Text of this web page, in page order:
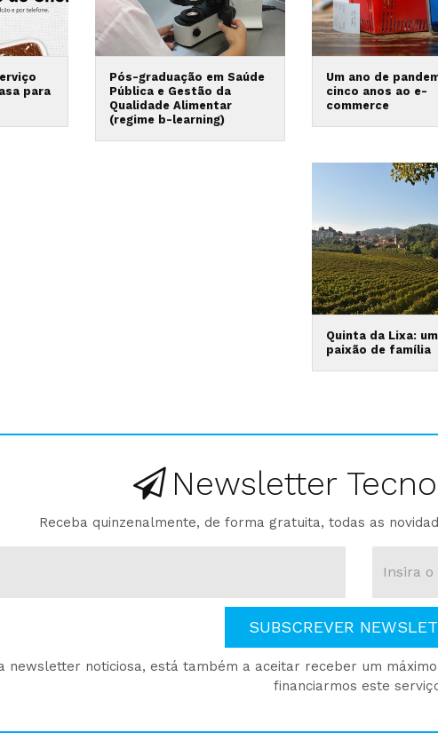
para
Pós-graduação em Saúde
Pública e Gestão da
Qualidade Alimentar
(regime b-learning)
Um ano de
cinco anos ao e-
commerce
Quinta da Lixa:
paixão de família
Newsletter
Receba quinzenalmente, de forma gratuita, todas as
SUBSCREVER
newsletter noticiosa, está também a aceitar receber um
financiarmos este